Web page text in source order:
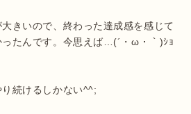
きいので、終わった達成感を感じて
ったんです。今思えば…(´・ω・｀)ｼｮ
続けるしかない^^;